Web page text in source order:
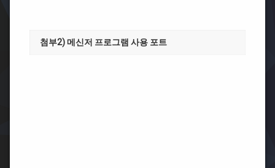
첨부2) 메신저 프로그램 사용 포트